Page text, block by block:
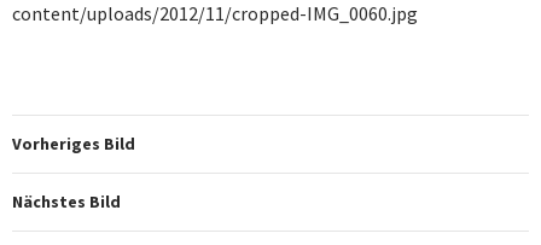
content/uploads/2012/11/cropped-IMG_0060.jpg
Vorheriges Bild
Nächstes Bild